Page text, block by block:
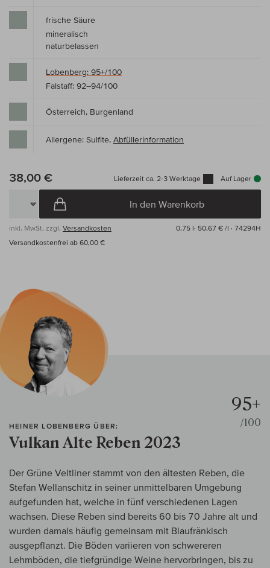
frische Säure
mineralisch
naturbelassen
Lobenberg: 95+/100
Falstaff: 92–94/100
Österreich, Burgenland
Allergene: Sulfite, Abfüllerinformation
38,00 € Lieferzeit ca. 2-3 Werktage Auf Lager
In den Warenkorb
inkl. MwSt, zzgl. Versandkosten 0,75 l· 50,67 € /l · 74294H
Versandkostenfrei ab 60,00 €
HEINER LOBENBERG ÜBER:
Vulkan Alte Reben 2023
95+
/100
Der Grüne Veltliner stammt von den ältesten Reben, die
Stefan Wellanschitz in seiner unmittelbaren Umgebung
aufgefunden hat, welche in fünf verschiedenen Lagen
wachsen. Diese Reben sind bereits 60 bis 70 Jahre alt und
wurden damals häufig gemeinsam mit Blaufränkisch
ausgepflanzt. Die Böden variieren von schwereren
Lehmböden, die tiefgründige Weine hervorbringen, bis zu